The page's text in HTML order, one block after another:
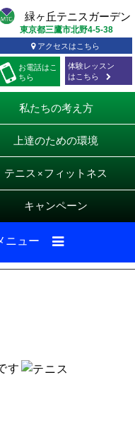
お電話はこ
ちら
東京都三鷹市北野4-5-38
アクセスはこちら
体験レッスン
はこちら
私たちの考え方
上達のための環境
テニス × フィットネス
キャンペーン
ニュー
す